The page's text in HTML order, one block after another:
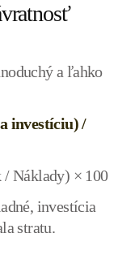
a ľahko
investíciu) /
/ Náklady) × 100
investícia
stratu.